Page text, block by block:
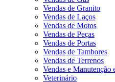
Vendas de Granito
Vendas de Laços
Vendas de Motos
Vendas de Peças
Vendas de Portas
Vendas de Tambores
Vendas de Terrenos
Vendas e Manutenção
Veterinário